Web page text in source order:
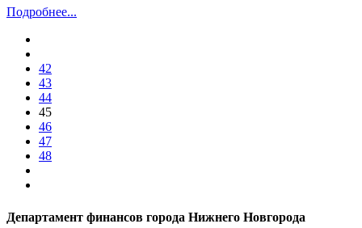
Подробнее...
42
43
44
45
46
47
48
Департамент финансов города Нижнего Новгорода